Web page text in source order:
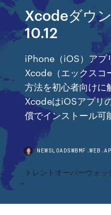
Xcodeダウ
10.12
iPhone（iOS）アプ
Xcode（エックスコ
方法を初心者向けに
XcodeはiOSアプリ
償でインストール可
トレントオーバーウォ